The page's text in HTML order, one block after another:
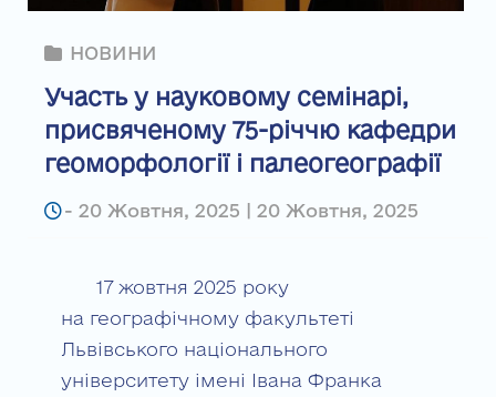
НОВИНИ
Участь у науковому семінарі,
присвяченому 75-річчю кафедри
геоморфології і палеогеографії
- 20 Жовтня, 2025 | 20 Жовтня, 2025
17 жовтня 2025 року
на географічному факультеті
Львівського національного
університету імені Івана Франка